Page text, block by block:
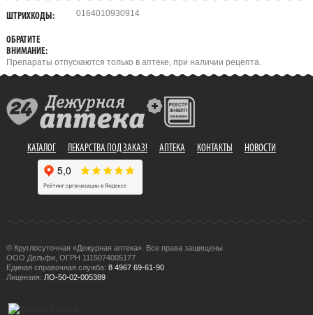
ШТРИХКОДЫ: 0164010930914
ОБРАТИТЕ
ВНИМАНИЕ:
Препараты отпускаются только в аптеке, при наличии рецепта.
КАТАЛОГ ЛЕКАРСТВА ПОД ЗАКАЗ! АПТЕКА КОНТАКТЫ НОВОСТИ
© Круглосуточная «Дежурная аптека». Все права защищены.
ООО Дельфи, ОГРН 1115074005177
Единая справочная служба: 8 4967 69-61-90
Лицензия: ЛО-50-02-005389